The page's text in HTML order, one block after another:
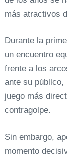
más atractivos
Durante la
un encuentro
frente a los
ante su público,
juego más
contragolpe.
Sin embargo,
momento